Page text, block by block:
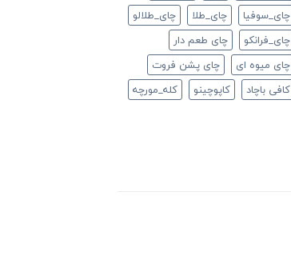
چای_سوفیا
چای_طلا
چای_طلالو
چای_فرانكو
چای طعم دار
چای میوه ای
چای پشن فروت
کافی باچاد
کاپوچینو کله_مورچه